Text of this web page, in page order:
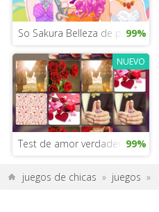
So Sakura Belleza de princesas
99%
NUEVO
Test de amor verdadero99%
juegos de chicas » juegos »